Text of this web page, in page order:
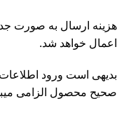
هزینه ارسال به صورت
اعمال خواهد شد.
بدیهی است ورود
صحیح محصول الزامی